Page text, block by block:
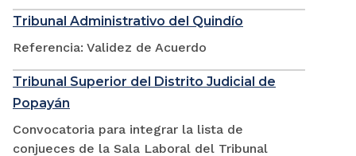
Tribunal Administrativo del Quindío
Referencia: Validez de Acuerdo
Tribunal Superior del Distrito Judicial de
Popayán
Convocatoria para integrar la lista de
conjueces de la Sala Laboral del Tribunal